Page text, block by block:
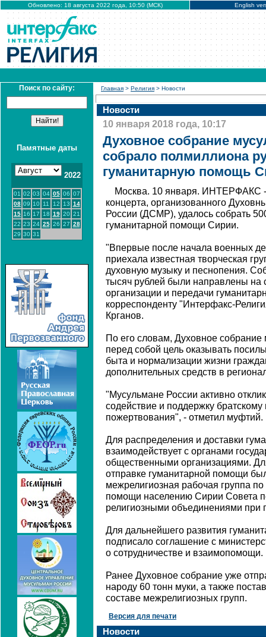
Обновлено: 18 августа 2022 года, 10:50 (МСК) English
Поиск по сайту:
Памятные даты
2022
01 02 03 04 05 06 07
08 09 10 11 12 13 14
15 16 17 18 19 20 21
22 23 24 25 26 27 28
29 30 31
Главная > Религия > Новости
Новости
10 января 2018 года, 10:17
Духовное собрание
собрало полмиллиона
гуманитарную помощь
Москва. 10 января. ИНТЕРФАКС -
концерта, организованного
России (ДСМР), удалось собрать
гуманитарной помощи Сирии.
"Впервые после начала военных
приехала известная творческая
духовную музыку и песнопения.
тысяч рублей были направлены на
организации и передачи
корреспонденту "Интерфакс-
Крганов.
По его словам, Духовное собрание
перед собой цель оказывать
быта и нормализации жизни
дополнительных средств в
"Мусульмане России активно
содействие и поддержку
пожертвования", - отметил муфтий.
Для распределения и доставки
взаимодействует с органами
общественными организациями.
отправке гуманитарной помощи
межрелигиозная рабочая группа
помощи населению Сирии Совета
религиозными объединениями при
Для дальнейшего развития
подписало соглашение с
о сотрудничестве и взаимопомощи.
Ранее Духовное собрание уже
народу 60 тонн муки, а также
составе межрелигиозных групп.
Версия для печати
Новости